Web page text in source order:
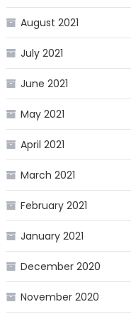
August 2021
July 2021
June 2021
May 2021
April 2021
March 2021
February 2021
January 2021
December 2020
November 2020